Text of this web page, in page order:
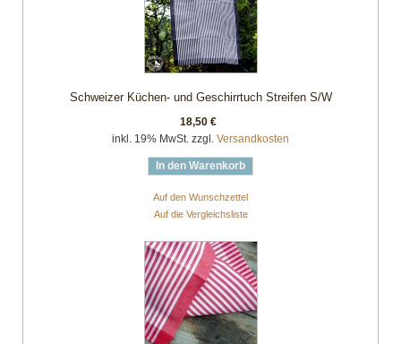
Schweizer Küchen- und Geschirrtuch Streifen S/W
18,50 €
inkl. 19% MwSt. zzgl. Versandkosten
In den Warenkorb
Auf den Wunschzettel
Auf die Vergleichsliste